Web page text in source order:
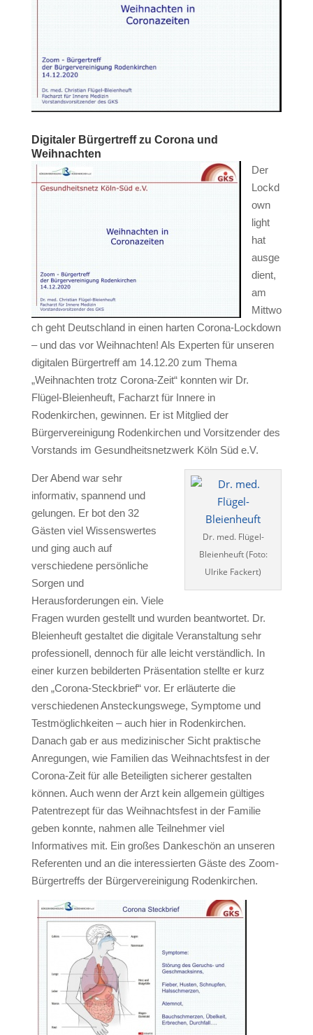
Digitaler Bürgertreff zu Corona und
Weihnachten
Der
Lockd
own
light
hat
ausge
dient,
am
Mittwo
ch geht Deutschland in einen harten Corona-Lockdown
– und das vor Weihnachten! Als Experten für unseren
digitalen Bürgertreff am 14.12.20 zum Thema
„Weihnachten trotz Corona-Zeit“ konnten wir Dr.
Flügel-Bleienheuft, Facharzt für Innere in
Rodenkirchen, gewinnen. Er ist Mitglied der
Bürgervereinigung Rodenkirchen und Vorsitzender des
Vorstands im Gesundheitsnetzwerk Köln Süd e.V.
Dr. med. Flügel-
Bleienheuft (Foto:
Ulrike Fackert)
Der Abend war sehr
informativ, spannend und
gelungen. Er bot den 32
Gästen viel Wissenswertes
und ging auch auf
verschiedene persönliche
Sorgen und
Herausforderungen ein. Viele
Fragen wurden gestellt und wurden beantwortet. Dr.
Bleienheuft gestaltet die digitale Veranstaltung sehr
professionell, dennoch für alle leicht verständlich. In
einer kurzen bebilderten Präsentation stellte er kurz
den „Corona-Steckbrief“ vor. Er erläuterte die
verschiedenen Ansteckungswege, Symptome und
Testmöglichkeiten – auch hier in Rodenkirchen.
Danach gab er aus medizinischer Sicht praktische
Anregungen, wie Familien das Weihnachtsfest in der
Corona-Zeit für alle Beteiligten sicherer gestalten
können. Auch wenn der Arzt kein allgemein gültiges
Patentrezept für das Weihnachtsfest in der Familie
geben konnte, nahmen alle Teilnehmer viel
Informatives mit. Ein großes Dankeschön an unseren
Referenten und an die interessierten Gäste des Zoom-
Bürgertreffs der Bürgervereinigung Rodenkirchen.